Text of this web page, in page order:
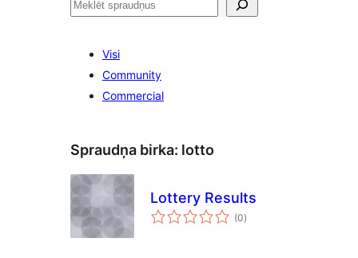
Meklēt
Visi
Community
Commercial
Spraudņa birka: lotto
Lottery Results
(0vērtējumu
kopsumma
)